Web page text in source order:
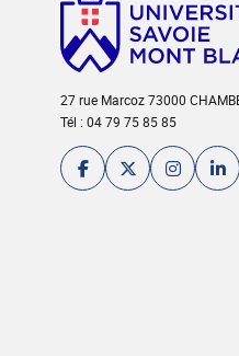
27 rue Marcoz 73000
Tél : 04 79 75 85 85